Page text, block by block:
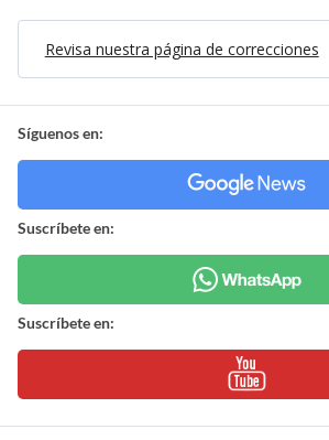
Revisa nuestra página de correcciones
Síguenos en:
Suscríbete en:
Suscríbete en: